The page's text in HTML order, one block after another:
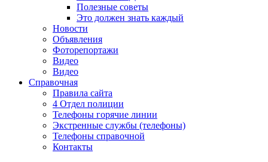
Полезные советы
Это должен знать каждый
Новости
Объявления
Фоторепортажи
Видео
Видео
Справочная
Правила сайта
4 Отдел полиции
Телефоны горячие линии
Экстренные службы (телефоны)
Телефоны справочной
Контакты